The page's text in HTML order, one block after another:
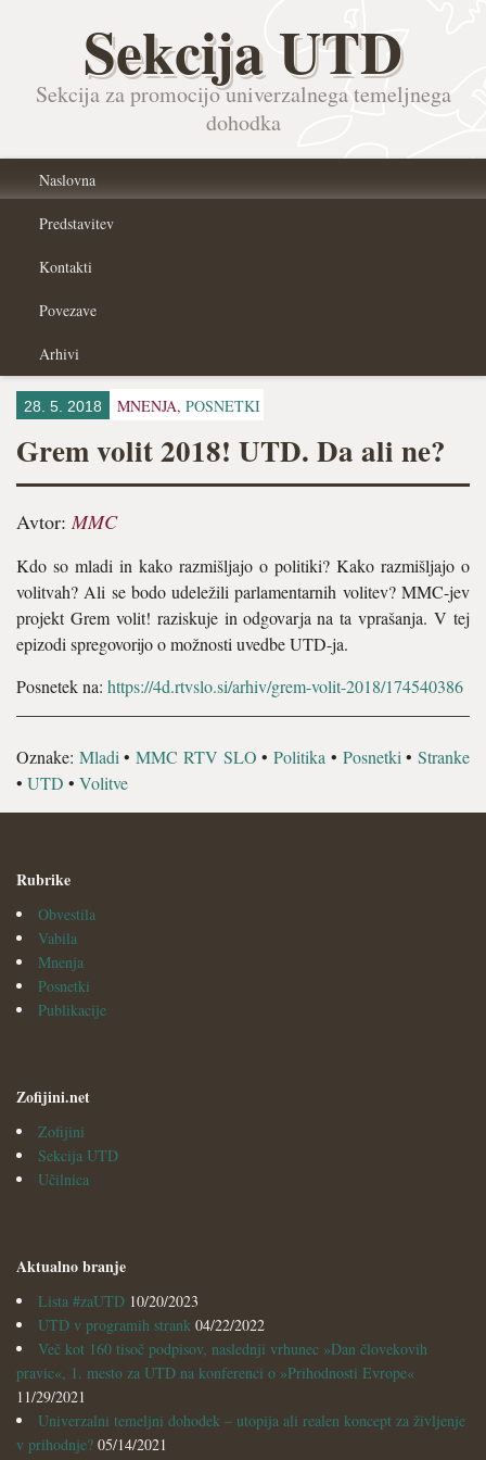
Sekcija UTD
Sekcija za promocijo univerzalnega temeljnega
dohodka
Naslovna
Predstavitev
Kontakti
Povezave
Arhivi
28. 5. 2018 MNENJA, POSNETKI
Grem volit 2018! UTD. Da ali ne?
Avtor:MMC
Kdo so mladi in kako razmišljajo o politiki? Kako razmišljajo o
volitvah? Ali se bodo udeležili parlamentarnih volitev? MMC-jev
projekt Grem volit! raziskuje in odgovarja na ta vprašanja. V tej
epizodi spregovorijo o možnosti uvedbe UTD-ja.
Posnetek na: https://4d.rtvslo.si/arhiv/grem-volit-2018/174540386
Oznake: Mladi •MMC RTV SLO •Politika • Posnetki •Stranke
• UTD • Volitve
Rubrike
Obvestila
Vabila
Mnenja
Posnetki
Publikacije
Zofijini.net
Zofijini
Sekcija UTD
Učilnica
Aktualno branje
Lista #zaUTD 10/20/2023
UTD v programih strank 04/22/2022
Več kot 160 tisoč podpisov, naslednji vrhunec »Dan človekovih
pravic«, 1. mesto za UTD na konferenci o »Prihodnosti Evrope«
11/29/2021
Univerzalni temeljni dohodek – utopija ali realen koncept za življenje
v prihodnje? 05/14/2021